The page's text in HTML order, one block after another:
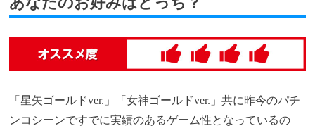
「星矢ゴールドver.」「女神ゴールドver.」共に昨今のパチ
ンコシーンですでに実績のあるゲーム性となっているの